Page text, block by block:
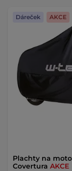
Plachty na
Covertura AKCE
Dáreček AKCE